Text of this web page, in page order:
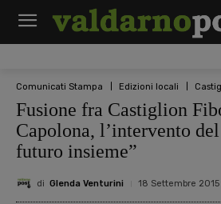
Comunicati Stampa Edizioni locali
Fusione fra Castiglion
Capolona, l’intervento
futuro insieme”
di Glenda Venturini 18 Settembre 2015